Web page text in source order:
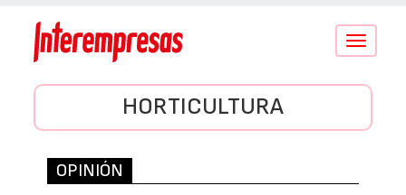
Conmutar
HORTICULTURA
OPINIÓN